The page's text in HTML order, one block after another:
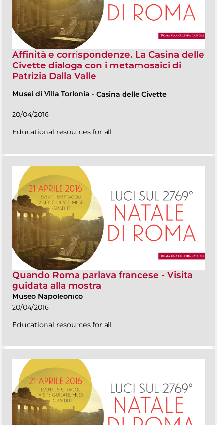
Affinità e corrispondenze. La Casina delle
Civette dialoga con i metamosaici di
Patrizia Dalla Valle
Musei di Villa Torlonia - Casina delle Civette
20/04/2016
Educational resources for all
Quando Roma parlava francese - Visita
guidata alla mostra
Museo Napoleonico
20/04/2016
Educational resources for all